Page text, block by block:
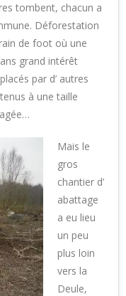
tombent, chacun a
Déforestation
de foot où une
grand intérêt
par d’ autres
à une taille
Mais le
gros
chantier d’
abattage
a eu lieu
un peu
plus loin
vers la
Deule,